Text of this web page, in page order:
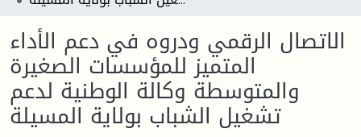
الاتصال الرقمي ودروه في دعم الأداء
المتميز للمؤسسات الصغيرة
والمتوسطة وكالة الوطنية لدعم
تشغيل الشباب بولاية المسيلة